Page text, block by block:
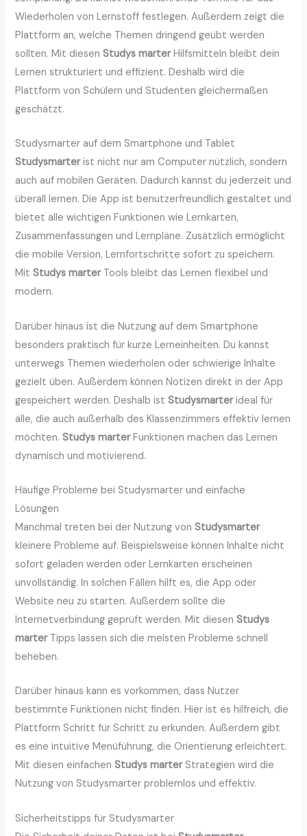
Wiederholen von Lernstoff festlegen. Außerdem zeigt die
Plattform an, welche Themen dringend geübt werden
sollten. Mit diesen Studys marterHilfsmitteln bleibt dein
Lernen strukturiert und effizient. Deshalb wird die
Plattform von Schülern und Studenten gleichermaßen
geschätzt.
Studysmarter auf dem Smartphone und Tablet
Studysmarterist nicht nur am Computer nützlich, sondern
auch auf mobilen Geräten. Dadurch kannst du jederzeit und
überall lernen. Die App ist benutzerfreundlich gestaltet und
bietet alle wichtigen Funktionen wie Lernkarten,
Zusammenfassungen und Lernpläne. Zusätzlich ermöglicht
die mobile Version, Lernfortschritte sofort zu speichern.
Mit Studys marterTools bleibt das Lernen flexibel und
modern.
Darüber hinaus ist die Nutzung auf dem Smartphone
besonders praktisch für kurze Lerneinheiten. Du kannst
unterwegs Themen wiederholen oder schwierige Inhalte
gezielt üben. Außerdem können Notizen direkt in der App
gespeichert werden. Deshalb ist Studysmarterideal für
alle, die auch außerhalb des Klassenzimmers effektiv lernen
möchten. Studys marterFunktionen machen das Lernen
dynamisch und motivierend.
Häufige Probleme bei Studysmarter und einfache
Lösungen
Manchmal treten bei der Nutzung von Studysmarter
kleinere Probleme auf. Beispielsweise können Inhalte nicht
sofort geladen werden oder Lernkarten erscheinen
unvollständig. In solchen Fällen hilft es, die App oder
Website neu zu starten. Außerdem sollte die
Internetverbindung geprüft werden. Mit diesen Studys
marterTipps lassen sich die meisten Probleme schnell
beheben.
Darüber hinaus kann es vorkommen, dass Nutzer
bestimmte Funktionen nicht finden. Hier ist es hilfreich, die
Plattform Schritt für Schritt zu erkunden. Außerdem gibt
es eine intuitive Menüführung, die Orientierung erleichtert.
Mit diesen einfachen Studys marterStrategien wird die
Nutzung von Studysmarter problemlos und effektiv.
Sicherheitstipps für Studysmarter